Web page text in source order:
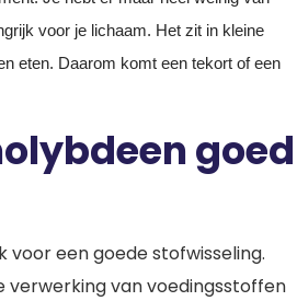
voor je lichaam. Het zit in kleine
eten. Daarom komt een tekort of een
goed
voor een goede stofwisseling.
verwerking van voedingsstoffen